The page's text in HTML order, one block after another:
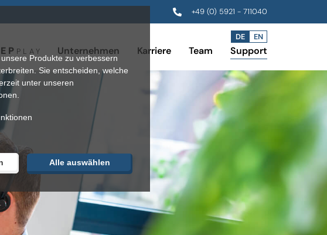
+49 (0) 5921 - 711040
DE EN
PLAY Unternehmen Karriere Team Support
Produkte zu verbessern
Sie entscheiden, welche
unter unseren
Alle auswählen